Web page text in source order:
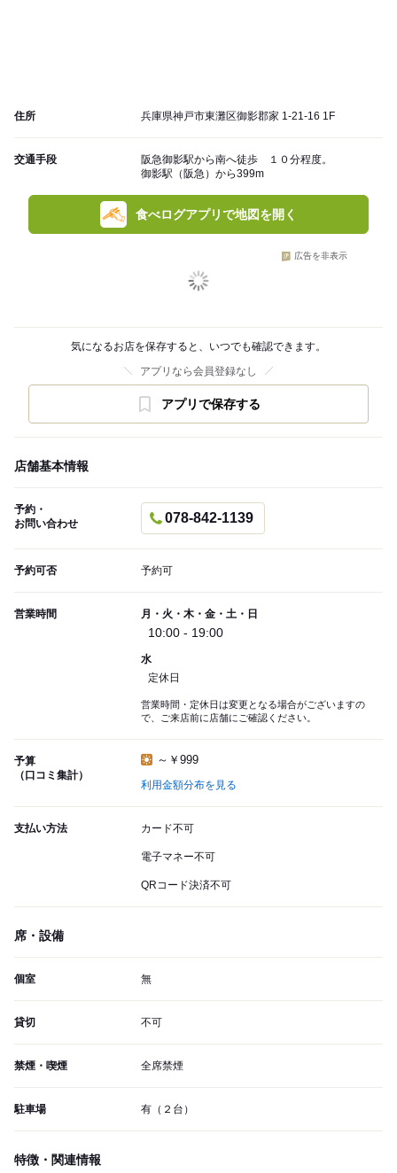
住所 兵庫県神戸市東灘区御影郡家 1-21-16 1F
交通手段
阪急御影駅から南へ徒歩 １０分程度。
御影駅（阪急）から399m
食べログアプリで地図を開く
広告を非表示
気になるお店を保存すると、いつでも確認できます。
アプリなら会員登録なし
アプリで保存する
店舗基本情報
予約・
お問い合わせ
078-842-1139
予約可否 予約可
営業時間 月・火・木・金・土・日
10:00 - 19:00
水
定休日
営業時間・定休日は変更となる場合がございますの
で、ご来店前に店舗にご確認ください。
予算
（口コミ集計）
～￥999
利用金額分布を見る
支払い方法 カード不可
電子マネー不可
QRコード決済不可
席・設備
個室 無
貸切 不可
禁煙・喫煙 全席禁煙
駐車場 有（２台）
特徴・関連情報